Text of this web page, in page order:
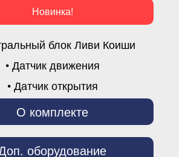
Новинка!
блок Ливи Коиши
• Датчик движения
• Датчик открытия
О комплекте
оборудование